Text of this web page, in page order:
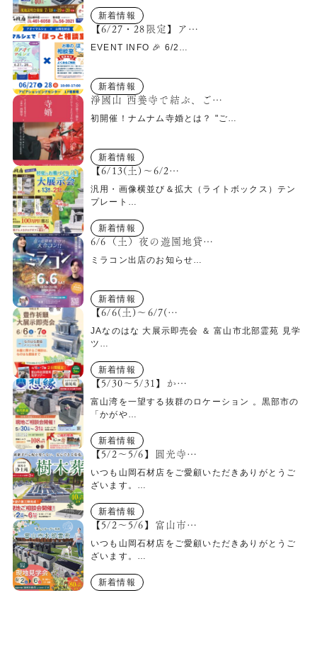
新着情報
【6/27・28限定】ア…
EVENT INFO 🎉 6/2…
新着情報
淨國山 西養寺で結ぶ、ご…
初開催！ナムナム寺婚とは？ "ご…
新着情報
【6/13(土)～6/2…
汎用・画像横並び＆拡大（ライトボックス）テン
プレート…
新着情報
6/6（土）夜の遊園地貸…
ミラコン出店のお知らせ…
新着情報
【6/6(土)～6/7(…
JAなのはな 大展示即売会 ＆ 富山市北部霊苑 見学
ツ…
新着情報
【5/30～5/31】か…
富山湾を一望する抜群のロケーション 。黒部市の
「かがや…
新着情報
【5/2～5/6】圓光寺…
いつも山岡石材店をご愛顧いただきありがとうご
ざいます。…
新着情報
【5/2〜5/6】富山市…
いつも山岡石材店をご愛顧いただきありがとうご
ざいます。…
新着情報